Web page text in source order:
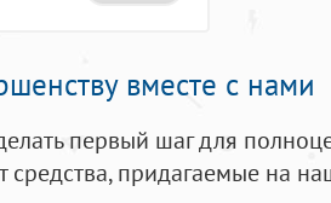
вместе с нами
первый шаг для
средства, придагаемые на